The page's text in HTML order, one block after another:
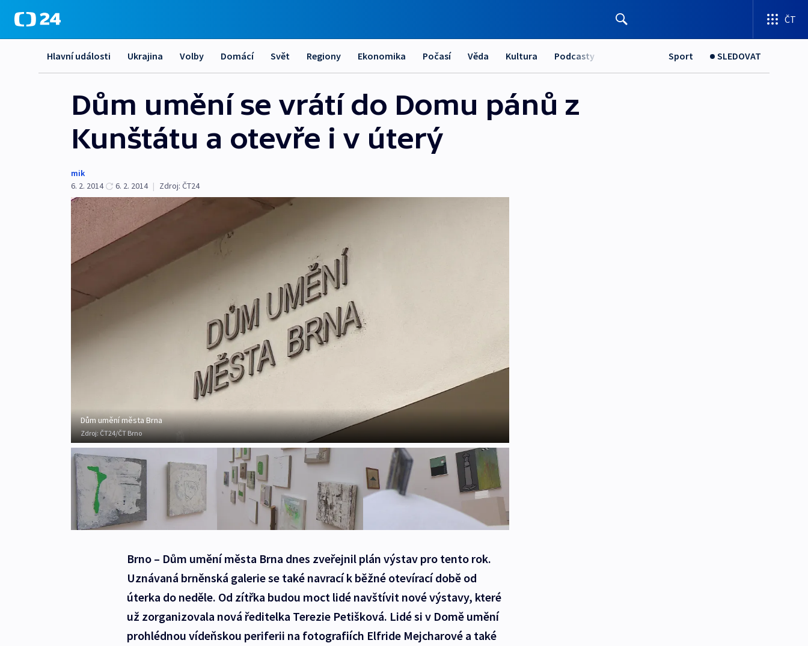
ČT
Hlavní události Ukrajina Volby Domácí Svět Regiony Ekonomika Počasí Věda Kultura Podcasty Sport SLEDOVAT
Dům umění se vrátí do Domu pánů z
Kunštátu a otevře i v úterý
mik
6. 2. 2014
6. 2. 2014 | Zdroj: ČT24
Dům umění města Brna
Zdroj:ČT24/ČT Brno
Brno – Dům umění města Brna dnes zveřejnil plán výstav pro tento rok.
Uznávaná brněnská galerie se také navrací k běžné otevírací době od
úterka do neděle. Od zítřka budou moct lidé navštívit nové výstavy, které
už zorganizovala nová ředitelka Terezie Petišková. Lidé si v Domě umění
prohlédnou vídeňskou periferii na fotografiích Elfride Mejcharové a také